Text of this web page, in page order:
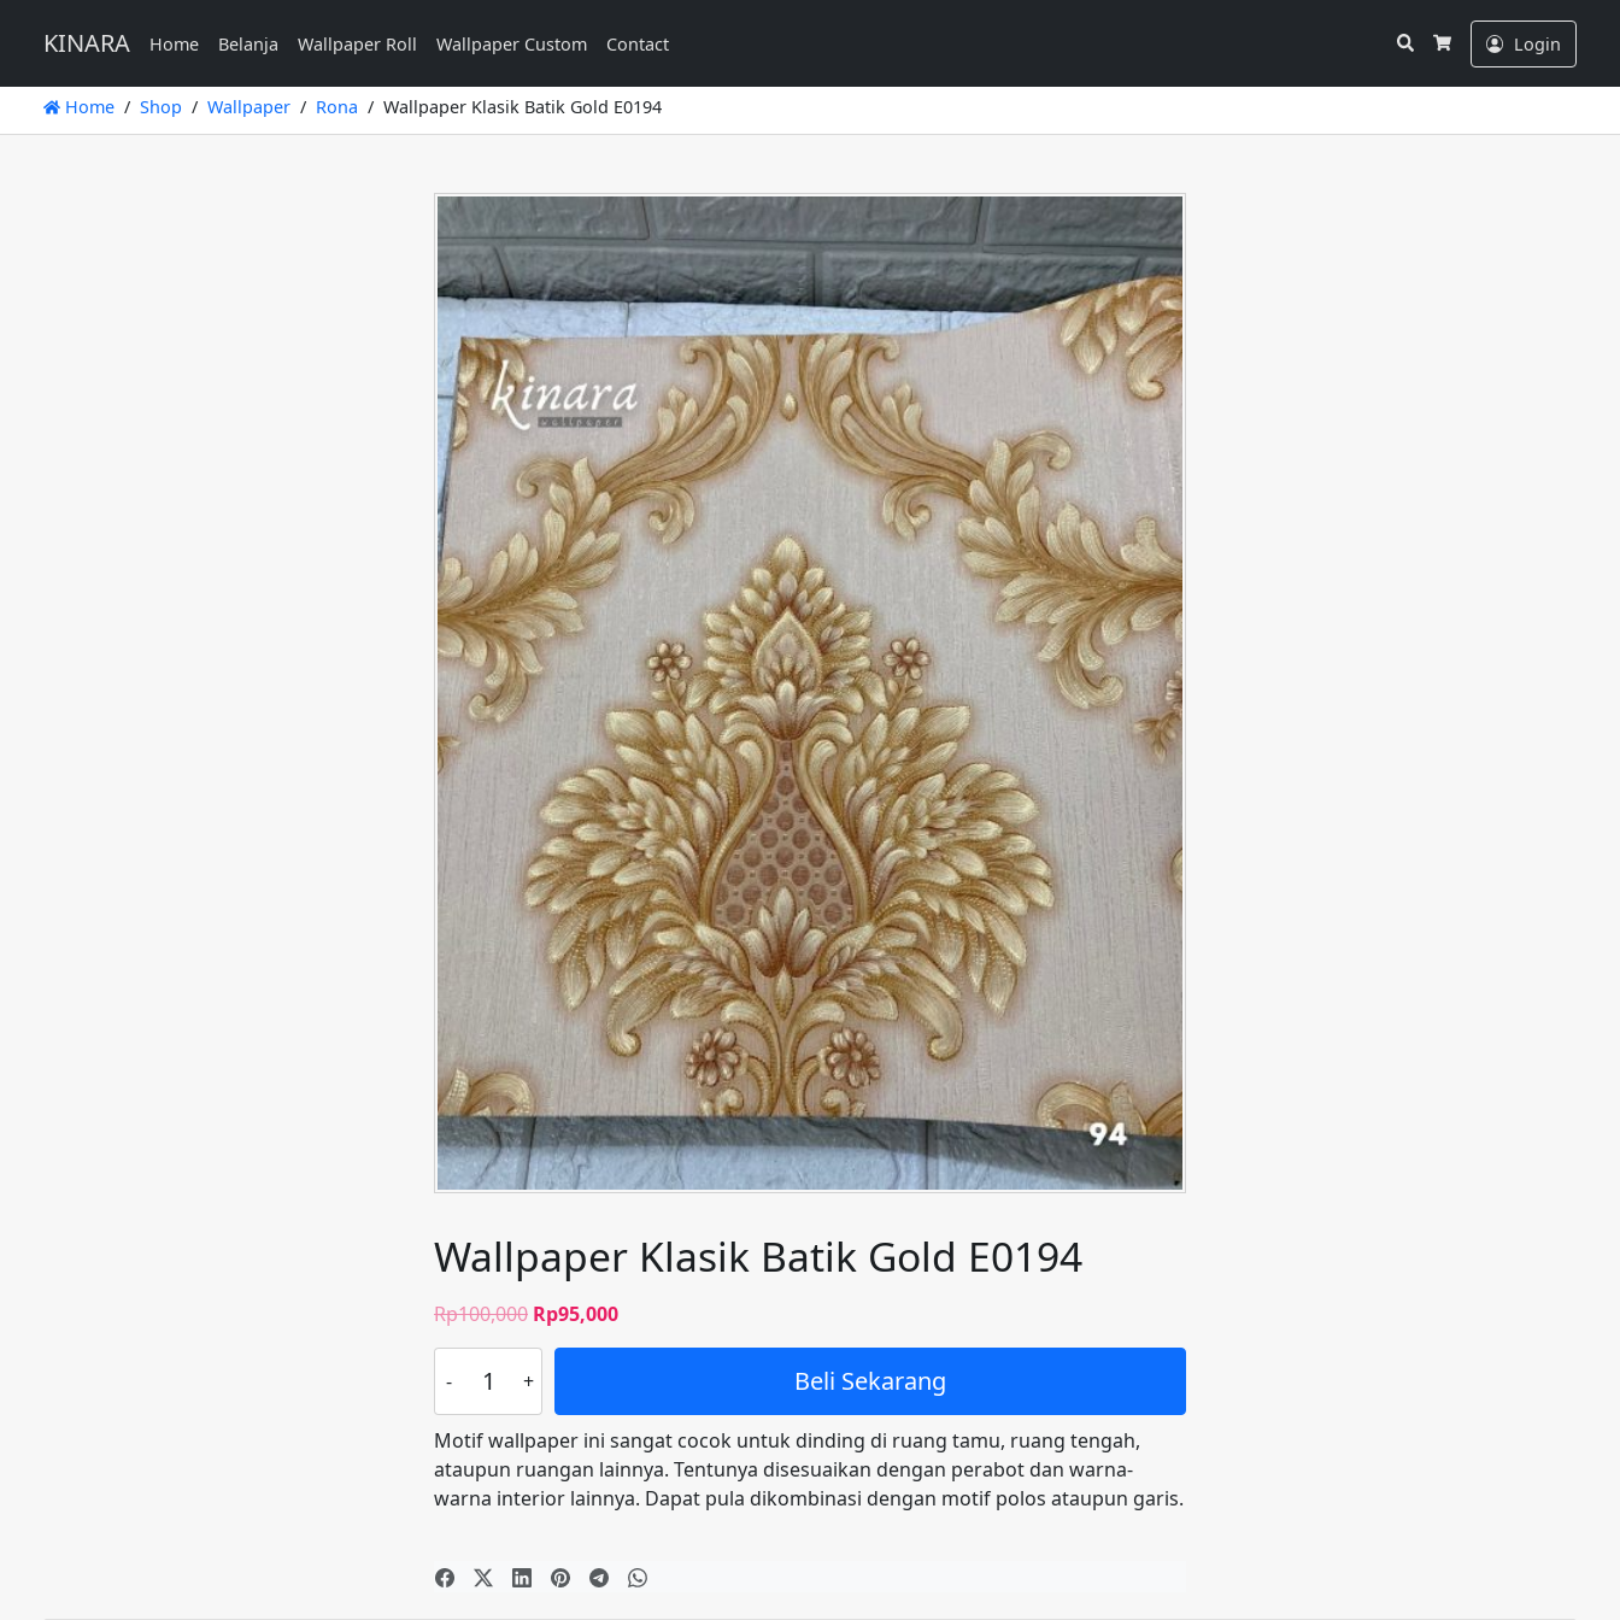
KINARA Home Belanja Wallpaper Roll Wallpaper Custom Contact
Search
Cart
Login
Home Shop Wallpaper Rona Wallpaper Klasik Batik Gold E0194
Wallpaper Klasik Batik Gold E0194
Rp100,000 Harga
aslinya
Rp95,000Harga
saat
Rp95,000.
Wallpaper
Klasik
Batik
Gold
E0194
Beli Sekarang
Motif wallpaper ini sangat cocok untuk dinding di ruang tamu, ruang tengah,
ataupun ruangan lainnya. Tentunya disesuaikan dengan perabot dan warna-
warna interior lainnya. Dapat pula dikombinasi dengan motif polos ataupun garis.